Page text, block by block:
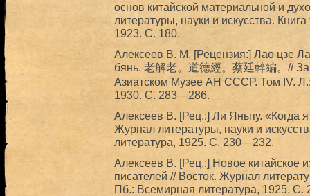
основ китайской материальной и
литературы, науки и искусства.
1923. С. 180.
Алексеев В. М. [Рецензия:] Лао цзе
бянь. 老解老。道德經。蔡廷幹編。//
Азиатском Музее АН СССР. Том IV.
1930. С. 283—286.
Алексеев В. [Рец.:] Ли Яньпу. «Когда
Журнал литературы, науки и
литература, 1925. С. 230—232.
Алексеев В. [Рец.:] Новое китайское
писателей // Восток. Журнал
Пб.: Всемирная литература, 1925.